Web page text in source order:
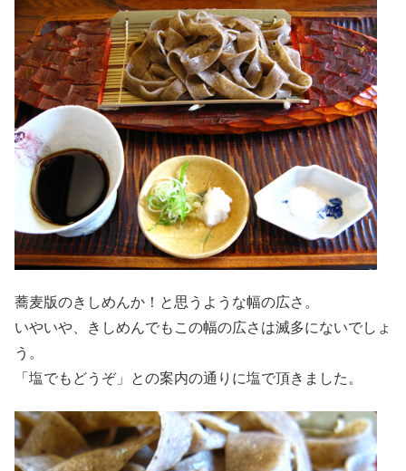
蕎麦版のきしめんか！と思うような幅の広さ。
いやいや、きしめんでもこの幅の広さは滅多にないでしょ
う。
「塩でもどうぞ」との案内の通りに塩で頂きました。